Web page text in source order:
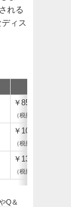
れる
ィス
￥85,800
（税抜￥78,000）
￥106,700
（税抜￥97,000）
￥139,700
（税抜￥127,000）
Q＆